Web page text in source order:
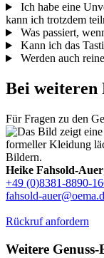
Ich habe eine
kann ich trotzdem
Was passiert,
Kann ich das
Werden auch
Bei
Für Fragen zu den
Heike Fahsold-Auer
+49 (0)8381-8890-
fahsold-
Rückruf anfordern
Weitere